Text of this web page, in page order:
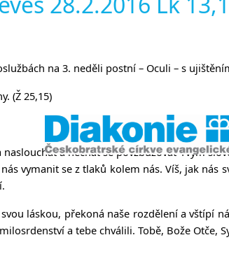
a
na 3. neděli postní – Oculi – s
(Ž 25,15)
a nechat se povzbuzovat Tvým
vymanit se z tlaků kolem nás. Víš, jak
láskou, překoná naše rozdělení a vštípí
a tebe chválili. Tobě, Bože Otče,